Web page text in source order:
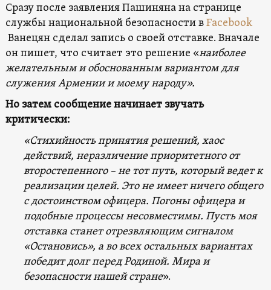
Сразу после заявления Пашиняна на странице
службы национальной безопасности вFacebook
Ванецян сделал запись о своей отставке. Вначале
он пишет, что считает это решение «наиболее
желательным и обоснованным вариантом для
служения Армении и моему народу».
Но затем сообщение начинает звучать
критически:
«Стихийность принятия решений, хаос
действий, неразличение приоритетного от
второстепенного – не тот путь, который ведет к
реализации целей. Это не имеет ничего общего
с достоинством офицера. Погоны офицера и
подобные процессы несовместимы. Пусть моя
отставка станет отрезвляющим сигналом
«Остановись», а во всех остальных вариантах
победит долг перед Родиной. Мира и
безопасности нашей стране».